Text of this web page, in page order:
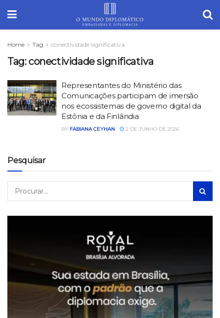
Home Tag conectividade significativa
Tag:conectividade significativa
Representantes do Ministério das
Comunicações participam de imersão
nos ecossistemas de governo digital da
Estônia e da Finlândia
BY FABIANA CEYHAN 2 DE JUNHO DE 2026
Pesquisar